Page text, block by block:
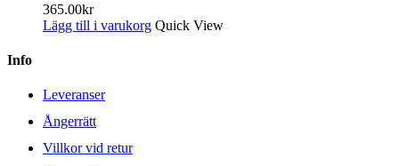
365.00kr
Lägg till i varukorg Quick View
Info
Leveranser
Ångerrätt
Villkor vid retur